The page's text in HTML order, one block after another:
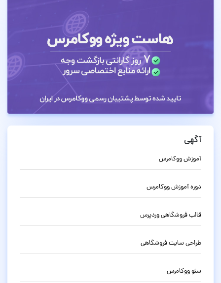
آگهی
آموزش ووکامرس
دوره آموزش ووکامرس
قالب فروشگاهی وردپرس
طراحی سایت فروشگاهی
سئو ووکامرس